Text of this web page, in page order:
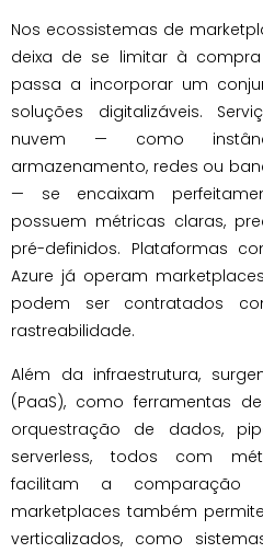
Nos ecossistemas de
deixa de se limitar à
passa a incorporar um
soluções digitalizáveis.
nuvem — como
armazenamento, redes ou
— se encaixam
possuem métricas claras,
pré-definidos. Plataformas
Azure já operam
podem ser contratados
rastreabilidade.
Além da infraestrutura,
(PaaS), como ferramentas
orquestração de dados,
serverless, todos com
facilitam a comparação
marketplaces também
verticalizados, como